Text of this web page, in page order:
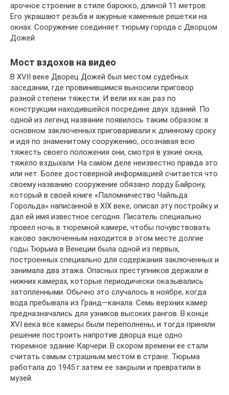
арочное строение в стиле барокко, длиной 11 метров.
Его украшают резьба и ажурные каменные решетки на
окнах. Сооружение соединяет тюрьму города с Дворцом
Дожей.
Мост вздохов на видео
В XVII веке Дворец Дожей был местом судебных
заседании, где провинившимся выносили приговор
разной степени тяжести. И вели их как раз по
конструкции находившейся посредине двух зданий. По
одной из легенд название появилось таким образом: в
основном заключенных приговаривали к длинному сроку
и идя по знаменитому сооружению, осознавая всю
тяжесть своего положения они, смотря в узкие окна,
тяжело вздыхали. На самом деле неизвестно правда это
или нет. Более достоверной информацией считается что
своему названию сооружение обязано лорду Байрону,
который в своей книге «Паломничество Чайльда
Горольда» написанной в XIX веке, описал эту постройку и
дал ей имя известное сегодня. Писатель специально
провел ночь в тюремной камере, чтобы почувствовать
каково заключенным находится в этом месте долгие
годы.Тюрьма в Венеции была одной из первых,
построенных специально для содержания заключенных и
занимала два этажа. Опасных преступников держали в
нижних камерах, которые периодически оказывались
затопленными. Обычно это случалось в ноябре, когда
вода пребывала из Гранд—канала. Семь верхних камер
предназначались для узников высоких рангов. В конце
XVI века все камеры были переполнены, и тогда приняли
решение построить напротив дворца еще одно
тюремное здание Карчери. В скором времени ее стали
считать самым страшным местом в стране. Тюрьма
работала до 1945 г.затем ее закрыли и превратили в
музей.